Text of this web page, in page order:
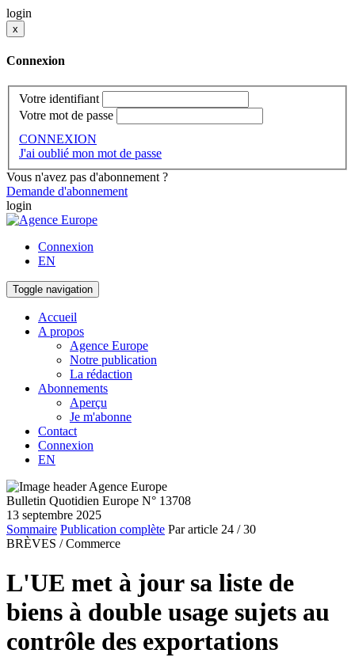
login
x
Connexion
Votre identifiant
Votre mot de passe
CONNEXION
J'ai oublié mon mot de passe
Vous n'avez pas d'abonnement ?
Demande d'abonnement
login
Connexion
EN
Toggle navigation
Accueil
A propos
Agence Europe
Notre publication
La rédaction
Abonnements
Aperçu
Je m'abonne
Contact
Connexion
EN
Bulletin Quotidien Europe N° 13708
13 septembre 2025
Sommaire Publication complète Par article 24 / 30
BRÈVES / Commerce
L'UE met à jour sa liste de
biens à double usage sujets au
contrôle des exportations